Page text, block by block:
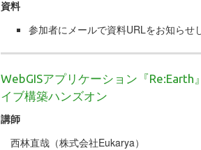
資料
参加者にメールで資料URLをお知らせ
WebGISアプリケーション『
イブ構築ハンズオン
講師
西林直哉（株式会社Eukarya）